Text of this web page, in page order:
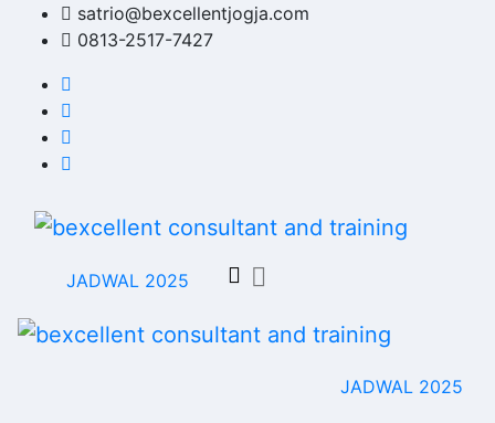
satrio@bexcellentjogja.com
0813-2517-7427
JADWAL 2025
JADWAL 2025